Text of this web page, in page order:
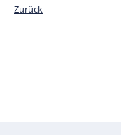
Zurück